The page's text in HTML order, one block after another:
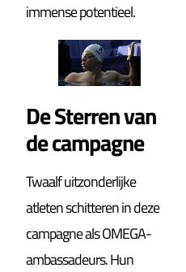
immense potentieel.
De Sterren van
de campagne
Twaalf uitzonderlijke
atleten schitteren in deze
campagne als OMEGA-
ambassadeurs. Hun